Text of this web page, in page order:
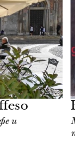
и